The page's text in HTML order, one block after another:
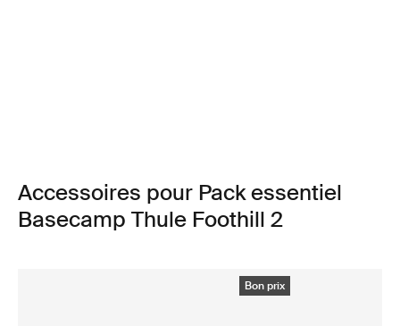
Accessoires pour Pack essentiel
Basecamp Thule Foothill 2
Bon prix